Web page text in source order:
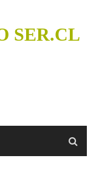
SER.CL